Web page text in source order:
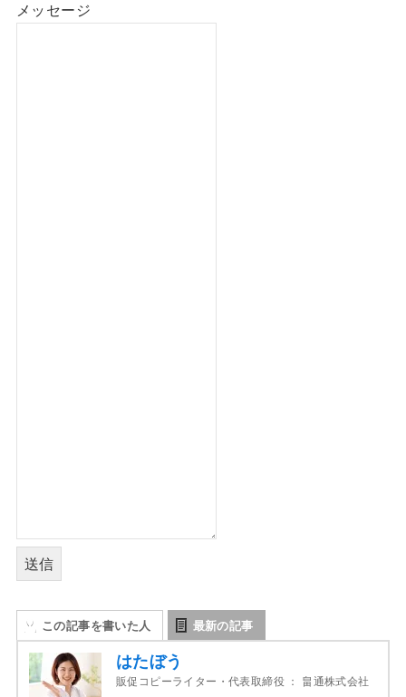
メッセージ
送信
この記事を書いた人 最新の記事
はたぼう
販促コピーライター・代表取締役 ： 畠通株式会社